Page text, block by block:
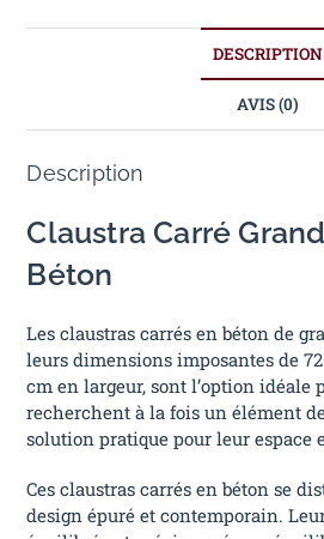
DESCRIPTION
AVIS (0)
Description
Claustra Carré
Béton
Les claustras carrés en béton de
leurs dimensions imposantes de
cm en largeur, sont l’option idéale
recherchent à la fois un élément
solution pratique pour leur espace
Ces claustras carrés en béton se
design épuré et contemporain.